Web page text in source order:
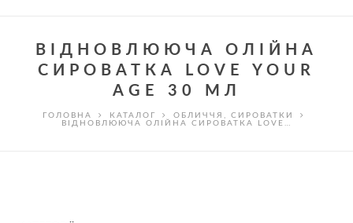
ВІДНОВЛЮЮЧА ОЛІЙНА
СИРОВАТКА LOVE YOUR
AGE 30 МЛ
ГОЛОВНА КАТАЛОГ ОБЛИЧЧЯ , СИРОВАТКИ
ВІДНОВЛЮЮЧА ОЛІЙНА СИРОВАТКА LOVE…